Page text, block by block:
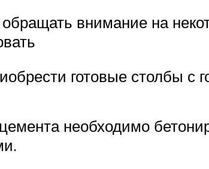
обращать внимание на
готовые столбы с
необходимо